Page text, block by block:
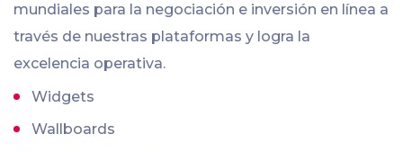
mundiales para la negociación e inversión en línea a
través de nuestras plataformas y logra la
excelencia operativa.
Widgets
Wallboards